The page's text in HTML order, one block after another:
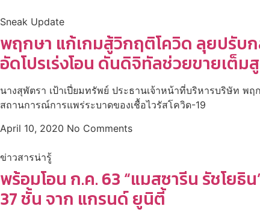
Sneak Update
พฤกษา แก้เกมสู้วิกฤติโควิด ลุยปรับ
อัดโปรเร่งโอน ดันดิจิทัลช่วยขายเต็ม
นางสุพัตรา เป้าเปี่ยมทรัพย์ ประธานเจ้าหน้าที่บริหารบริษัท พฤ
สถานการณ์การแพร่ระบาดของเชื้อไวรัสโควิด-19
April 10, 2020 No Comments
ข่าวสารน่ารู้
พร้อมโอน ก.ค. 63 “แมสซารีน รัชโยธิ
37 ชั้น จาก แกรนด์ ยูนิตี้